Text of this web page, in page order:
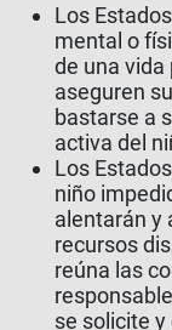
Los
mental o
de una vida
aseguren
bastarse a
activa del
Los
niño
alentarán y
recursos
reúna las
se solicite